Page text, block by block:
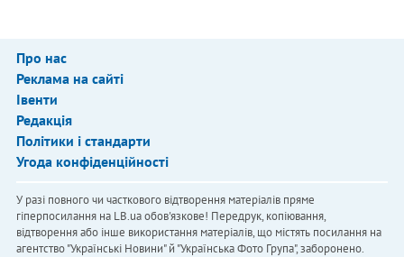
Про нас
Реклама на сайті
Івенти
Редакція
Політики і стандарти
Угода конфіденційності
У разі повного чи часткового відтворення матеріалів пряме
гіперпосилання на LB.ua обов'язкове! Передрук, копіювання,
відтворення або інше використання матеріалів, що містять посилання на
агентство "Українськi Новини" й "Українська Фото Група", заборонено.